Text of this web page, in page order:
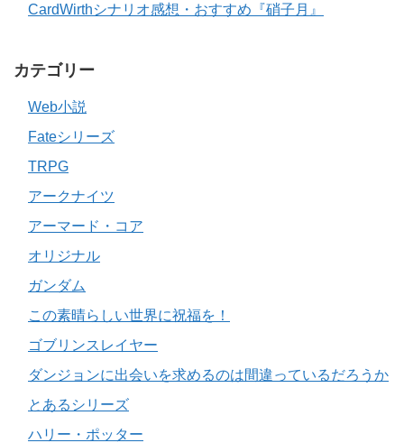
CardWirthシナリオ感想・おすすめ『硝子月』
カテゴリー
Web小説
Fateシリーズ
TRPG
アークナイツ
アーマード・コア
オリジナル
ガンダム
この素晴らしい世界に祝福を！
ゴブリンスレイヤー
ダンジョンに出会いを求めるのは間違っているだろうか
とあるシリーズ
ハリー・ポッター